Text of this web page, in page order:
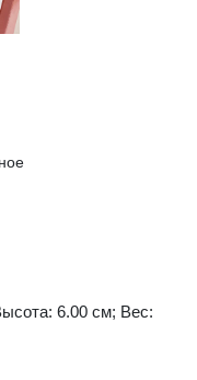
6.00 см; Вес: